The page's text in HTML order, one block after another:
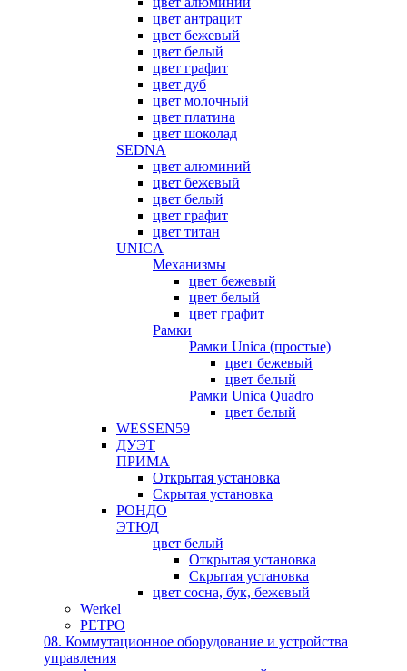
цвет антрацит
цвет бежевый
цвет белый
цвет графит
цвет дуб
цвет молочный
цвет платина
цвет шоколад
SEDNA
цвет алюминий
цвет бежевый
цвет белый
цвет графит
цвет титан
UNICA
Механизмы
цвет бежевый
цвет белый
цвет графит
Рамки
Рамки Unica (простые)
цвет бежевый
цвет белый
Рамки Unica Quadro
цвет белый
WESSEN59
ДУЭТ
ПРИМА
Открытая установка
Скрытая установка
РОНДО
ЭТЮД
цвет белый
Открытая установка
Скрытая установка
цвет сосна, бук, бежевый
Werkel
РЕТРО
08. Коммутационное оборудование и устройства
управления